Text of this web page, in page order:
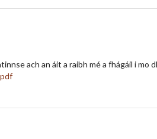
ach an áit a raibh mé a fhágáil i